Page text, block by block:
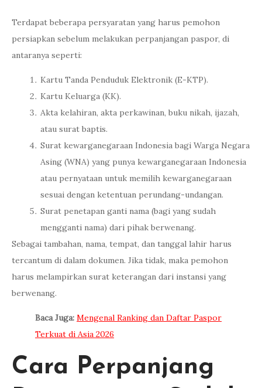
Terdapat beberapa persyaratan yang harus pemohon
persiapkan sebelum melakukan perpanjangan paspor, di
antaranya seperti:
Kartu Tanda Penduduk Elektronik (E-KTP).
Kartu Keluarga (KK).
Akta kelahiran, akta perkawinan, buku nikah, ijazah,
atau surat baptis.
Surat kewarganegaraan Indonesia bagi Warga Negara
Asing (WNA) yang punya kewarganegaraan Indonesia
atau pernyataan untuk memilih kewarganegaraan
sesuai dengan ketentuan perundang-undangan.
Surat penetapan ganti nama (bagi yang sudah
mengganti nama) dari pihak berwenang.
Sebagai tambahan, nama, tempat, dan tanggal lahir harus
tercantum di dalam dokumen. Jika tidak, maka pemohon
harus melampirkan surat keterangan dari instansi yang
berwenang.
Baca Juga: Mengenal Ranking dan Daftar Paspor
Terkuat di Asia 2026
Cara Perpanjang